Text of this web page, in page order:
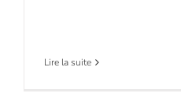
Lire la suite